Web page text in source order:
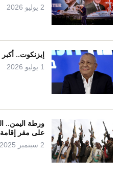
2 يوليو 2026
إيزنكوت.. أكبر
1 يوليو 2026
ورطة اليمن..
على مقر إقامة
2 سبتمبر 2025